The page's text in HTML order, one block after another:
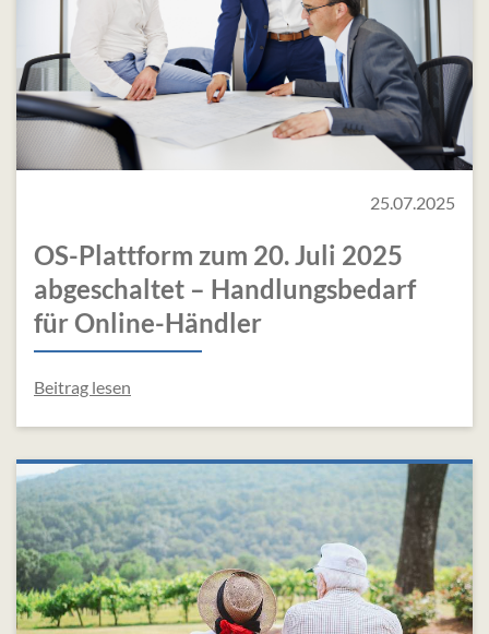
25.07.2025
OS-Plattform zum 20. Juli 2025
abgeschaltet – Handlungsbedarf
für Online-Händler
Beitrag lesen